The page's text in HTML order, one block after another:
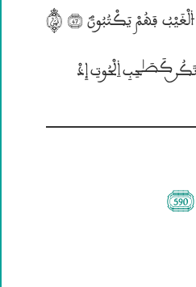
مُّثْقَلُونَؐ (46) أَمْ عِندَهُمُ ۴لْغَيْبُ فَهُمْ يَكْتُبُونَؐ (47) ®
۱لْحُوتِ إِذْ
(590)